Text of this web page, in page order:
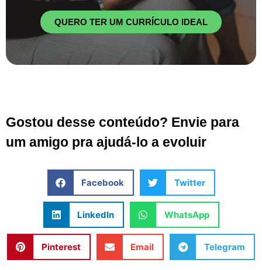
QUERO TER UM CURRÍCULO IDEAL
Gostou desse conteúdo? Envie para
um amigo pra ajudá-lo a evoluir
Facebook Twitter
LinkedIn WhatsApp
Pinterest Email Telegram